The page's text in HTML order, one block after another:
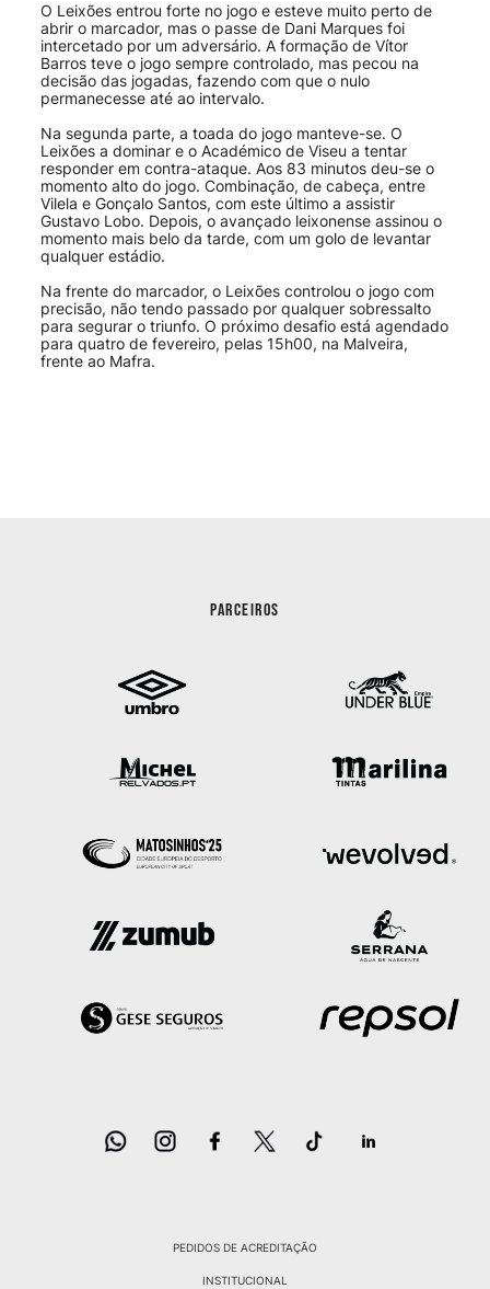
O Leixões entrou forte no jogo e esteve muito perto de
abrir o marcador, mas o passe de Dani Marques foi
intercetado por um adversário. A formação de Vítor
Barros teve o jogo sempre controlado, mas pecou na
decisão das jogadas, fazendo com que o nulo
permanecesse até ao intervalo.
Na segunda parte, a toada do jogo manteve-se. O
Leixões a dominar e o Académico de Viseu a tentar
responder em contra-ataque. Aos 83 minutos deu-se o
momento alto do jogo. Combinação, de cabeça, entre
Vilela e Gonçalo Santos, com este último a assistir
Gustavo Lobo. Depois, o avançado leixonense assinou o
momento mais belo da tarde, com um golo de levantar
qualquer estádio.
Na frente do marcador, o Leixões controlou o jogo com
precisão, não tendo passado por qualquer sobressalto
para segurar o triunfo. O próximo desafio está agendado
para quatro de fevereiro, pelas 15h00, na Malveira,
frente ao Mafra.
PARCEIROS
PEDIDOS DE ACREDITAÇÃO
INSTITUCIONAL